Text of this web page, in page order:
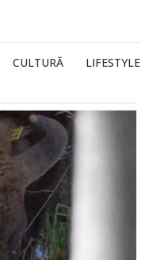
CULTURĂ LIFESTYLE